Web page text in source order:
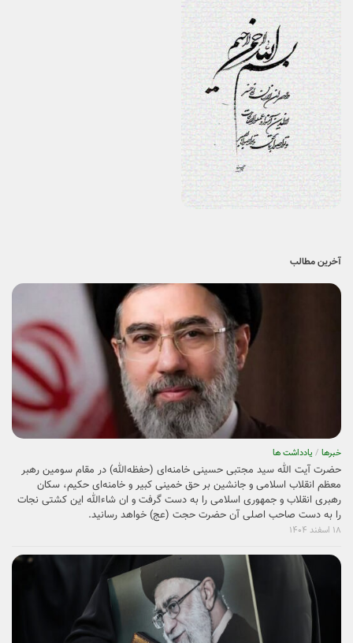
آخرین مطالب
خبرها / یادداشت ها
حضرت آیت الله سید مجتبی حسینی خامنه‌ای (حفظه‌الله) در مقام سومین رهبر
معظم انقلاب اسلامی و جانشین بر حق خمینی کبیر و خامنه‌ای حکیم، سکان
رهبری انقلاب و جمهوری اسلامی را به دست گرفت و ان شاءالله این کشتی نجات
را به دست صاحب اصلی آن حضرت حجت (عج) خواهد رسانید.
۱۸ اسفند ۱۴۰۴